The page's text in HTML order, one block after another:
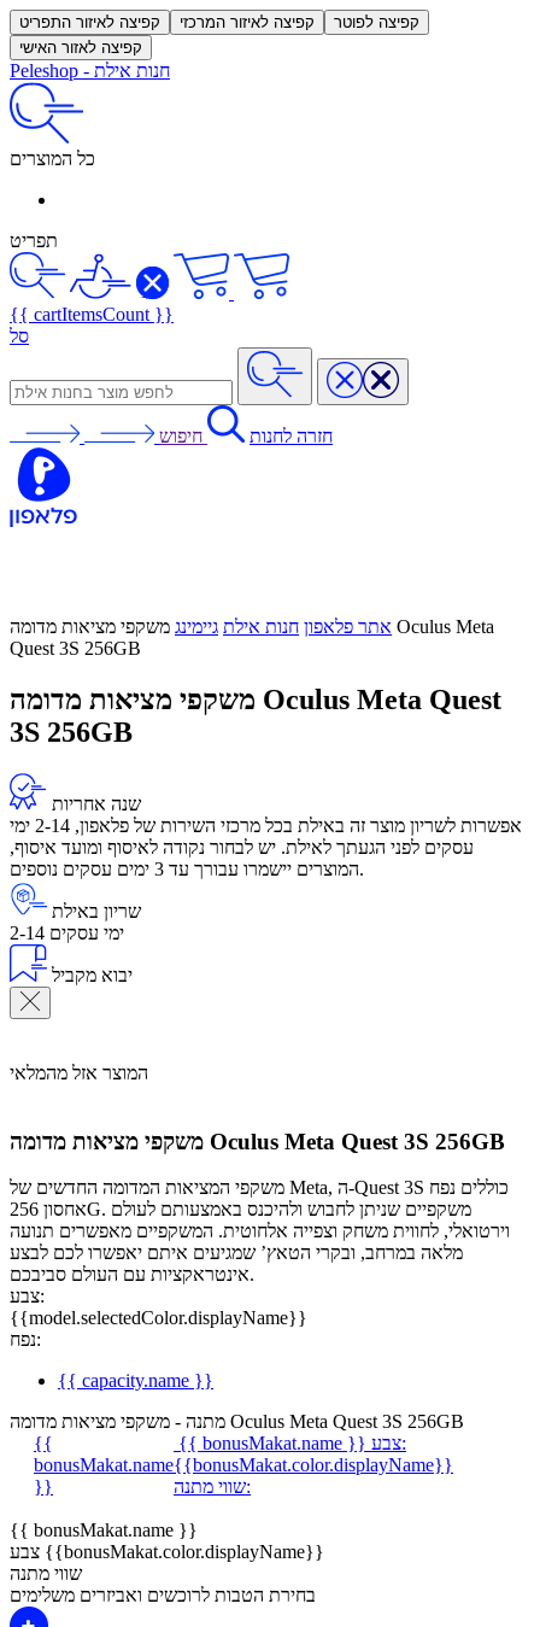
קפיצה לאיזור התפריט קפיצה לאיזור המרכזי
קפיצה לפוטר
קפיצה לאזור האישי
Peleshop - חנות אילת
כל המוצרים
תפריט
{{ cartItemsCount }}
סל
חזרה לחנות חיפוש
אתר פלאפון חנות אילת גיימינג משקפי מציאות מדומה Oculus Meta
Quest 3S 256GB
משקפי מציאות מדומה Oculus Meta Quest
3S 256GB
שנה אחריות
אפשרות לשריון מוצר זה באילת בכל מרכזי השירות של פלאפון, 2-14 ימי
עסקים לפני הגעתך לאילת. יש לבחור נקודה לאיסוף ומועד איסוף,
המוצרים יישמרו עבורך עד 3 ימים עסקים נוספים.
שריון באילת
2-14 ימי עסקים
יבוא מקביל
המוצר אזל מהמלאי
משקפי מציאות מדומה Oculus Meta Quest 3S 256GB
משקפי המציאות המדומה החדשים של Meta, ה-Quest 3S כוללים נפח
אחסון 256G. משקפיים שניתן לחבוש ולהיכנס באמצעותם לעולם
וירטואלי, לחווית משחק וצפייה אלחוטית. המשקפיים מאפשרים תנועה
מלאה במרחב, ובקרי הטאץ’ שמגיעים איתם יאפשרו לכם לבצע
אינטראקציות עם העולם סביבכם.
צבע:
{{model.selectedColor.displayName}}
נפח:
{{ capacity.name }}
מתנה - משקפי מציאות מדומה Oculus Meta Quest 3S 256GB
{{
bonusMakat.name
}}
{{ bonusMakat.name }}
צבע:
{{bonusMakat.color.displayName}}
שווי מתנה:
{{ bonusMakat.name }}
צבע {{bonusMakat.color.displayName}}
שווי מתנה
בחירת הטבות לרוכשים ואביזרים משלימים